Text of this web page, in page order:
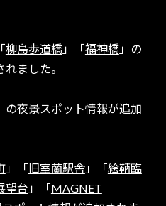
柳島歩道橋」「福神橋」の
ました。
の夜景スポット情報が追加
」「旧室蘭駅舎」「絵鞆臨
望台 」「MAGNET